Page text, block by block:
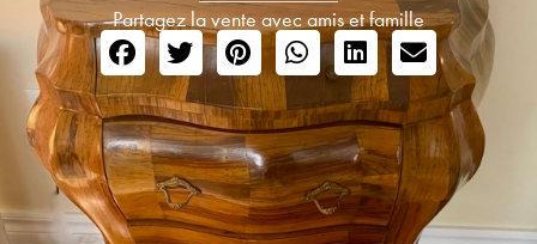
Partagez la vente avec amis et famille